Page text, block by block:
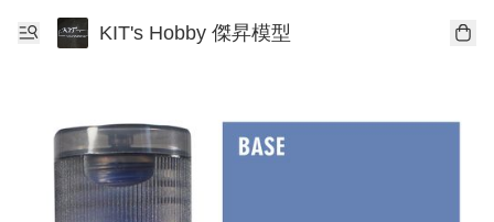
KIT's Hobby 傑昇模型